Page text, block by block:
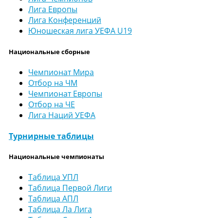
Лига Европы
Лига Конференций
Юношеская лига УЕФА U19
Национальные сборные
Чемпионат Мира
Отбор на ЧМ
Чемпионат Европы
Отбор на ЧЕ
Лига Наций УЕФА
Турнирные таблицы
Национальные чемпионаты
Таблица УПЛ
Таблица Первой Лиги
Таблица АПЛ
Таблица Ла Лига